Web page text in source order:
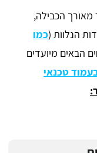
הכבילה,
הנלוות (כמו
הבאים מיועדים
טכנאי